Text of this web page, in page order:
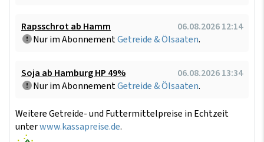
Rapsschrot ab Hamm
06.08.2026 12:14
Nur im AbonnementGetreide & Ölsaaten.
Soja ab Hamburg HP 49%
06.08.2026 13:34
Nur im AbonnementGetreide & Ölsaaten.
Weitere Getreide- und Futtermittelpreise in Echtzeit
unterwww.kassapreise.de.